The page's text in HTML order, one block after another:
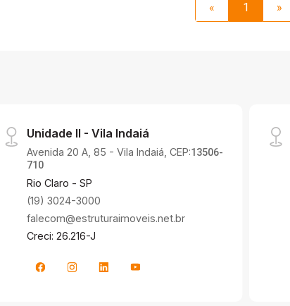
momentos
um
e um amplo
ideal para
que
« 1 »
Unidade II - Vila Indaiá
Avenida 20 A, 85 - Vila Indaiá, CEP:13506-
710
Rio Claro - SP
(19) 3024-3000
falecom@estruturaimoveis.net.br
Creci: 26.216-J